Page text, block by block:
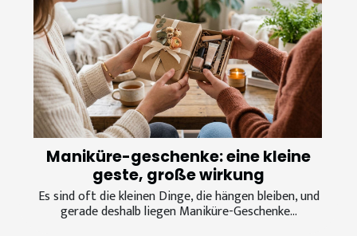
Maniküre-geschenke: eine kleine
geste, große wirkung
Es sind oft die kleinen Dinge, die hängen bleiben, und
gerade deshalb liegen Maniküre-Geschenke...